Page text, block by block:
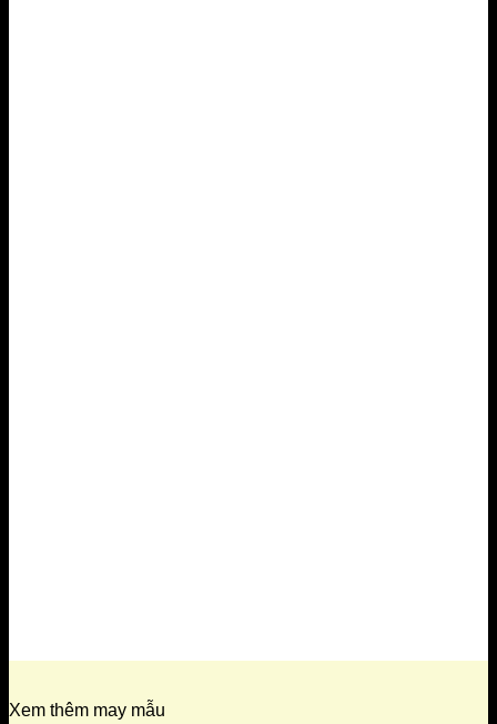
Xem thêm may mẫu